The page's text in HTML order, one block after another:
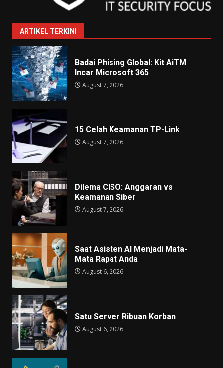
ARTIKEL TERKINI
Badai Phising Global: Kit AiTM
Incar Microsoft 365
August 7, 2026
15 Celah Keamanan TP-Link
August 7, 2026
Dilema CISO: Anggaran vs
Keamanan Siber
August 7, 2026
Saat Asisten AI Menjadi Mata-
Mata Rapat Anda
August 6, 2026
Satu Server Ribuan Korban
August 6, 2026